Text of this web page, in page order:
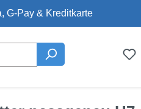
G-Pay & Kreditkarte